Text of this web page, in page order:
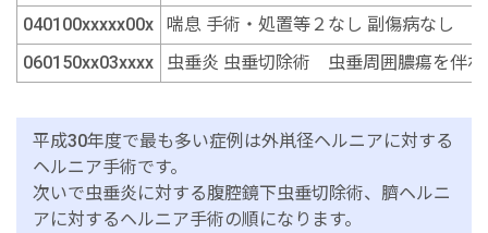
040100xxxxx00x
喘息 手術・処置等２なし 副傷病なし
060150xx03xxxx
虫垂炎 虫垂切除術 虫垂周囲膿瘍を伴わ
平成30年度で最も多い症例は外鼡径ヘルニアに対する
ヘルニア手術です。
次いで虫垂炎に対する腹腔鏡下虫垂切除術、臍ヘルニ
アに対するヘルニア手術の順になります。